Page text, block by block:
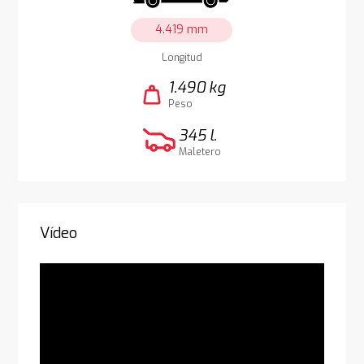
4.419 mm
Longitud
weight 1.490 kg
Peso
345 l.
Maletero
Vídeo